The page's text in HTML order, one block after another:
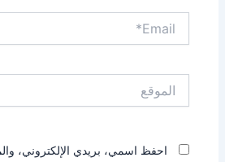
احفظ اسمي، بريدي الإلكتروني،